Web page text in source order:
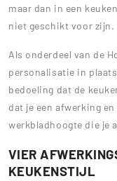
maar dan in een
niet geschikt voor zijn.
Als onderdeel van de
personalisatie in
bedoeling dat de
dat je een afwerking
werkbladhoogte die je
VIER
KEUKENSTIJL